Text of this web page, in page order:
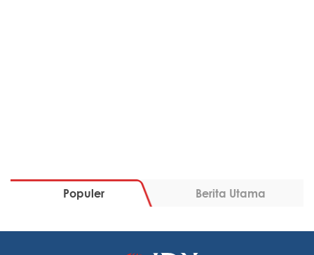
Populer Berita Utama